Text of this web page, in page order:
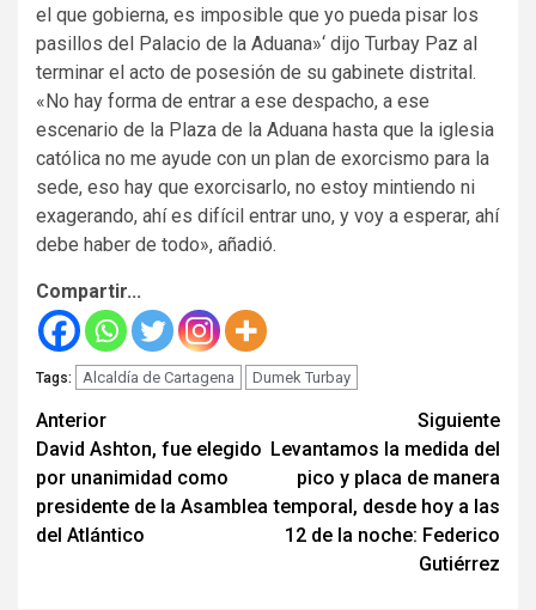
el que gobierna, es imposible que yo pueda pisar los
pasillos del Palacio de la Aduana»‘ dijo Turbay Paz al
terminar el acto de posesión de su gabinete distrital.
«No hay forma de entrar a ese despacho, a ese
escenario de la Plaza de la Aduana hasta que la iglesia
católica no me ayude con un plan de exorcismo para la
sede, eso hay que exorcisarlo, no estoy mintiendo ni
exagerando, ahí es difícil entrar uno, y voy a esperar, ahí
debe haber de todo», añadió.
Compartir...
Tags: Alcaldía de Cartagena Dumek Turbay
Seguir
leyendo
Anterior
David Ashton, fue elegido
por unanimidad como
presidente de la Asamblea
del Atlántico
Siguiente
Levantamos la medida del
pico y placa de manera
temporal, desde hoy a las
12 de la noche: Federico
Gutiérrez